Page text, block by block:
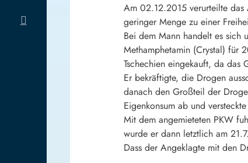
Am 02.12.2015 verurteilte das
geringer Menge zu einer
Bei dem Mann handelt es sich
Methamphetamin (Crystal) für
Tschechien eingekauft, da
Er bekräftigte, die Drogen
danach den Großteil der
Eigenkonsum ab und
Mit dem angemieteten PKW
wurde er dann letztlich am
Dass der Angeklagte mit den